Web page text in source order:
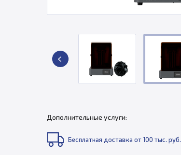
Дополнительные услуги:
Бесплатная доставка от 100 тыс. руб.